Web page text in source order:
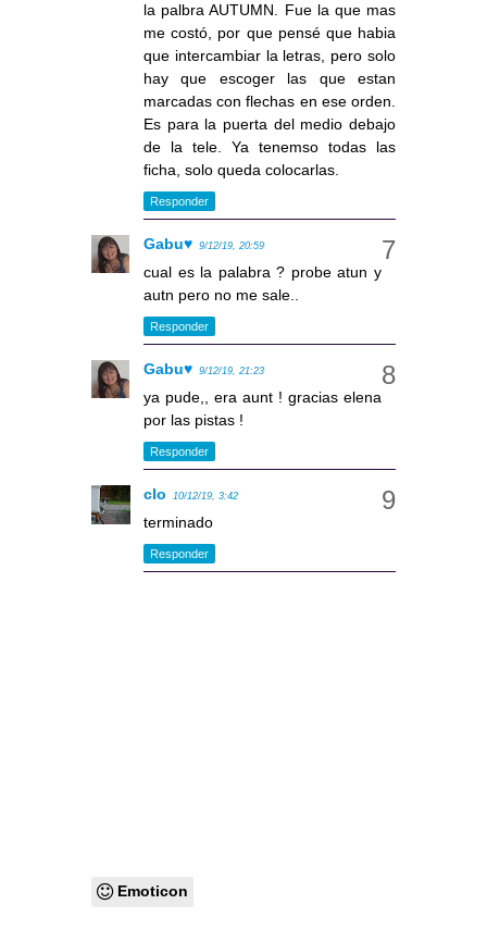
la palbra AUTUMN. Fue la que mas
me costó, por que pensé que habia
que intercambiar la letras, pero solo
hay que escoger las que estan
marcadas con flechas en ese orden.
Es para la puerta del medio debajo
de la tele. Ya tenemso todas las
ficha, solo queda colocarlas.
Responder
Gabu♥ 9/12/19, 20:59
cual es la palabra ? probe atun y
autn pero no me sale..
Responder
Gabu♥ 9/12/19, 21:23
ya pude,, era aunt ! gracias elena
por las pistas !
Responder
clo 10/12/19, 3:42
terminado
Responder
Emoticon